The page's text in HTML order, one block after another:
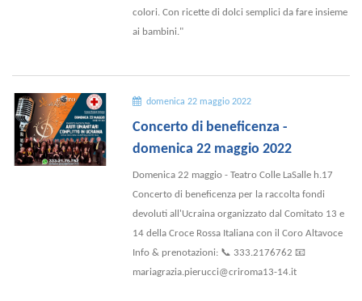
colori. Con ricette di dolci semplici da fare insieme
ai bambini."
domenica 22 maggio 2022
Concerto di beneficenza -
domenica 22 maggio 2022
Domenica 22 maggio - Teatro Colle LaSalle h.17
Concerto di beneficenza per la raccolta fondi
devoluti all'Ucraina organizzato dal Comitato 13 e
14 della Croce Rossa Italiana con il Coro Altavoce
Info & prenotazioni: 📞 333.2176762 📧
mariagrazia.pierucci@criroma13-14.it